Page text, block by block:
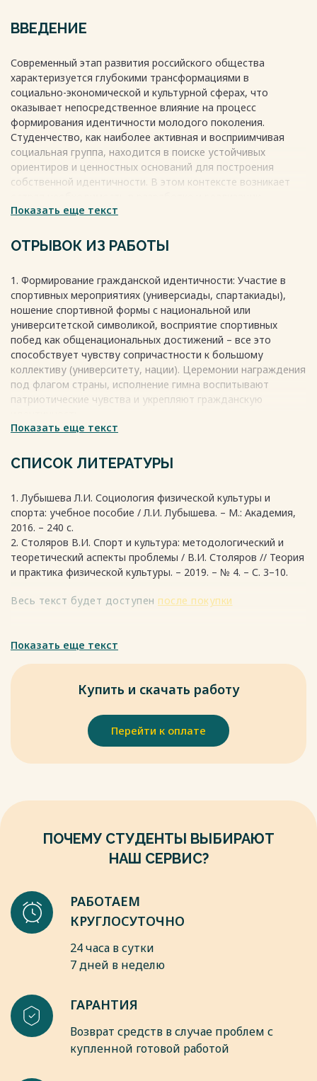
ВВЕДЕНИЕ
Современный этап развития российского общества
характеризуется глубокими трансформациями в
социально-экономической и культурной сферах, что
оказывает непосредственное влияние на процесс
формирования идентичности молодого поколения.
Студенчество, как наиболее активная и восприимчивая
социальная группа, находится в поиске устойчивых
ориентиров и ценностных оснований для построения
собственной идентичности. В этом контексте возникает
эффективных педагогических стратегий, направленных на
чувство гражданской принадлежности, культурную
частью общей культуры общества, представляют собой
мощный ресурс для решения данной задачи. Они выходят
далеко за рамки физического совершенствования,
оказывая комплексное воздействие на интеллектуальную,
эмоционально-волевую и социальную сферы личности.
Через механизмы спортивной деятельности происходит
усвоение социальных норм, формирование командного
духа, воспитание патриотизма и уважения к традициям.
Весь текст будет доступенпосле покупки
Показать еще текст
ОТРЫВОК ИЗ РАБОТЫ
1. Формирование гражданской идентичности: Участие в
спортивных мероприятиях (универсиады, спартакиады),
ношение спортивной формы с национальной или
университетской символикой, восприятие спортивных
побед как общенациональных достижений – все это
способствует чувству сопричастности к большому
коллективу (университету, нации). Церемонии награждения
под флагом страны, исполнение гимна воспитывают
патриотические чувства и укрепляют гражданскую
2. Становление культурной идентичности: Многие виды
глубокие историко-культурные корни в России. Их
культурным наследием. Кроме того, спорт как
универсальный язык межкультурной коммуникации
помогает в диалоге культур, формируя толерантную и
открытую личность.
Весь текст будет доступенпосле покупки
Показать еще текст
СПИСОК ЛИТЕРАТУРЫ
1. Лубышева Л.И. Социология физической культуры и
спорта: учебное пособие / Л.И. Лубышева. – М.: Академия,
2016. – 240 с.
2. Столяров В.И. Спорт и культура: методологический и
теоретический аспекты проблемы / В.И. Столяров // Теория
и практика физической культуры. – 2019. – № 4. – С. 3–10.
Весь текст будет доступен после покупки
Показать еще текст
Купить и скачать работу
Перейти к оплате
ПОЧЕМУ СТУДЕНТЫ ВЫБИРАЮТ
НАШ СЕРВИС?
РАБОТАЕМ
КРУГЛОСУТОЧНО
24 часа в сутки
7 дней в неделю
ГАРАНТИЯ
Возврат средств в случае проблем с
купленной готовой работой